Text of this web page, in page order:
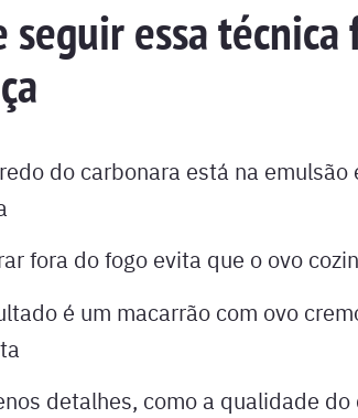
seguir essa técnica
do carbonara está na
fora do fogo evita que o ovo
é um macarrão com ovo
detalhes, como a qualidade